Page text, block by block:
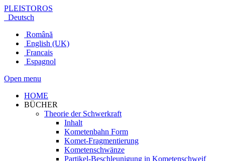
PLEISTOROS
Deutsch
Română
English (UK)
Francais
Espagnol
Open menu
HOME
BÜCHER
Theorie der Schwerkraft
Inhalt
Kometenbahn Form
Komet-Fragmentierung
Kometenschwänze
Partikel-Beschleunigung in Kometenschweif